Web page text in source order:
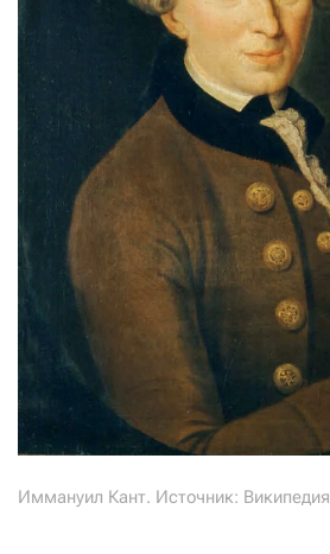
Иммануил Кант. Источник: Википедия